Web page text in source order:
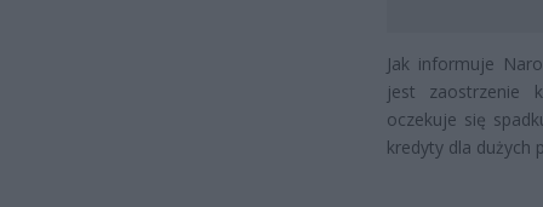
Jak informuje
jest zaostrzenie
oczekuje się
kredyty dla dużych